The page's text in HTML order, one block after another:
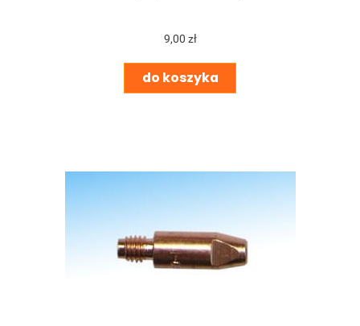
9,00 zł
do koszyka